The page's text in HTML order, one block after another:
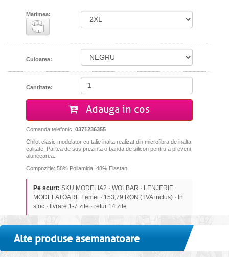
Marimea:
Culoarea:
Cantitate:
Adauga in cos
Comanda telefonic: 0371236355
Chilot clasic modelator cu talie inalta realizat din microfibra de inalta
calitate. Partea de sus prezinta o banda de silicon pentru a preveni
alunecarea.
Compozitie: 58% Poliamida, 48% Elastan
Pe scurt: SKU MODELIA2 · WOLBAR · LENJERIE
MODELATOARE Femei · 153,79 RON (TVA inclus) · In
stoc · livrare 1-7 zile · retur 14 zile
Alte produse asemanatoare